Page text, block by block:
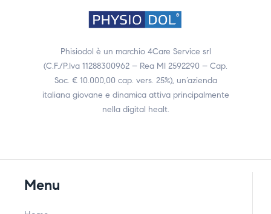
Phisiodol è un marchio 4Care Service srl
(C.F./P.Iva 11288300962 – Rea MI 2592290 – Cap.
Soc. € 10.000,00 cap. vers. 25%), un’azienda
italiana giovane e dinamica attiva principalmente
nella digital healt.
Menu